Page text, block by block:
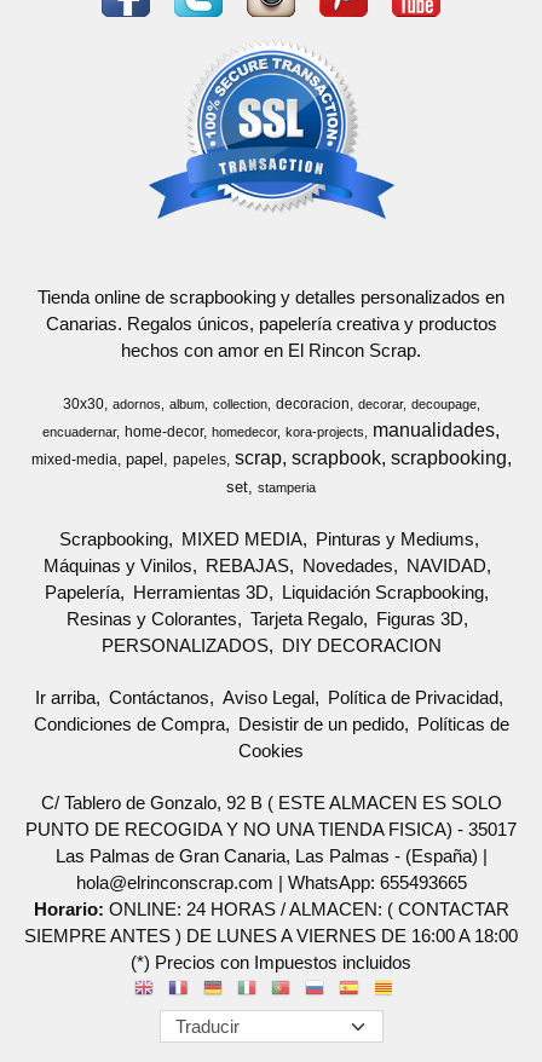
Tienda online de scrapbooking y detalles personalizados en
Canarias. Regalos únicos, papelería creativa y productos
hechos con amor en El Rincon Scrap.
30x30 adornos album collection decoracion decorar
decoupage
encuadernar
home-decor homedecor kora-projects manualidades
mixed-media papel papeles scrap scrapbook scrapbooking
set stamperia
Scrapbooking MIXED MEDIA
Pinturas y Mediums
Máquinas y Vinilos
REBAJAS Novedades
NAVIDAD
Papelería
Herramientas 3D
Liquidación Scrapbooking
Resinas y Colorantes
Tarjeta Regalo
Figuras 3D
PERSONALIZADOS
DIY DECORACION
Ir arriba Contáctanos Aviso Legal
Política de Privacidad
Condiciones de Compra
Desistir de un pedido
Políticas de
Cookies
C/ Tablero de Gonzalo, 92 B ( ESTE ALMACEN ES SOLO
PUNTO DE RECOGIDA Y NO UNA TIENDA FISICA) - 35017
Las Palmas de Gran Canaria, Las Palmas - (España) |
hola@elrinconscrap.com | WhatsApp: 655493665
Horario: ONLINE: 24 HORAS / ALMACEN: ( CONTACTAR
SIEMPRE ANTES ) DE LUNES A VIERNES DE 16:00 A 18:00
(*) Precios con Impuestos incluidos